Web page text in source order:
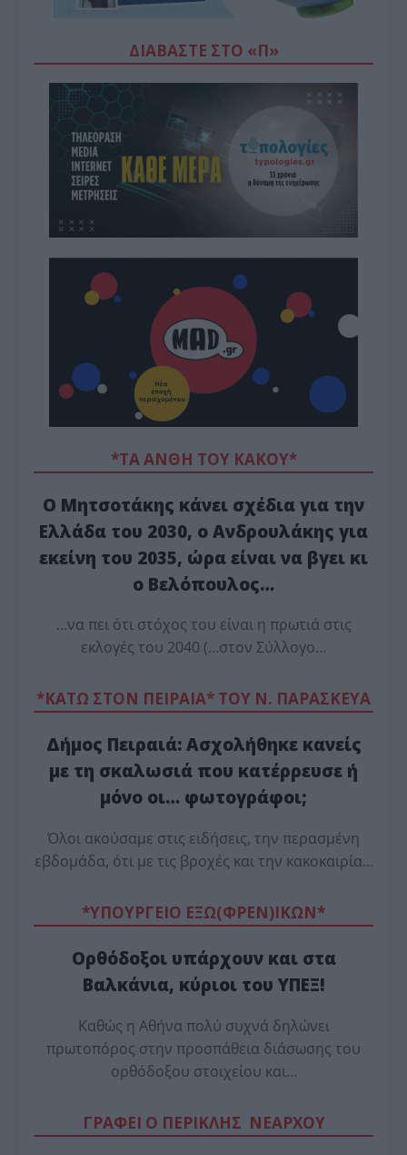
ΔΙΑΒΆΣΤΕ ΣΤΟ «Π»
*ΤΑ ΆΝΘΗ ΤΟΥ ΚΑΚΟΎ*
Ο Μητσοτάκης κάνει σχέδια για την
Ελλάδα του 2030, ο Ανδρουλάκης για
εκείνη του 2035, ώρα είναι να βγει κι
ο Βελόπουλος…
…να πει ότι στόχος του είναι η πρωτιά στις
εκλογές του 2040 (…στον Σύλλογο…
*ΚΑΤΩ ΣΤΟΝ ΠΕΙΡΑΙΑ* ΤΟΥ Ν. ΠΑΡΑΣΚΕΥΑ
Δήμος Πειραιά: Ασχολήθηκε κανείς
με τη σκαλωσιά που κατέρρευσε ή
μόνο οι… φωτογράφοι;
Όλοι ακούσαμε στις ειδήσεις, την περασμένη
εβδομάδα, ότι με τις βροχές και την κακοκαιρία…
*ΥΠΟΥΡΓΕΙΟ ΕΞΩ(ΦΡΕΝ)ΙΚΩΝ*
Ορθόδοξοι υπάρχουν και στα
Βαλκάνια, κύριοι του ΥΠΕΞ!
Καθώς η Αθήνα πολύ συχνά δηλώνει
πρωτοπόρος στην προσπάθεια διάσωσης του
ορθόδοξου στοιχείου και…
ΓΡΑΦΕΙ Ο ΠΕΡΙΚΛΗΣ ΝΕΑΡΧΟΥ